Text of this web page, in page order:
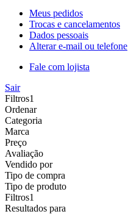
Meus pedidos
Trocas e cancelamentos
Dados pessoais
Alterar e-mail ou telefone
Fale com lojista
Sair
Filtros1
Ordenar
Categoria
Marca
Preço
Avaliação
Vendido por
Tipo de compra
Tipo de produto
Filtros1
Resultados para